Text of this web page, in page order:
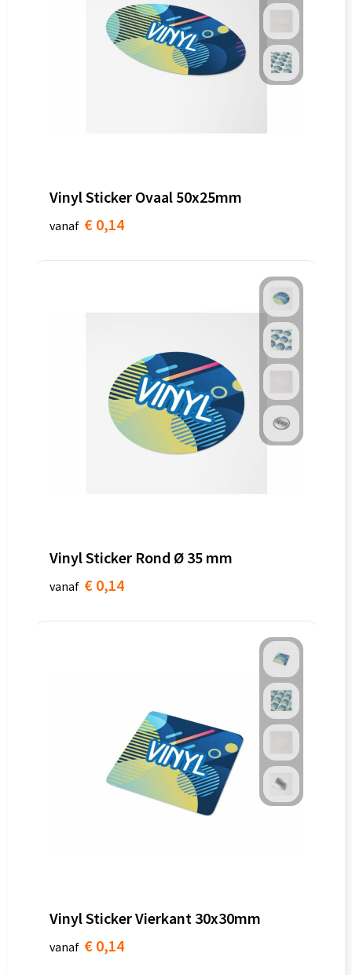
Vinyl Sticker Ovaal 50x25mm
vanaf € 0,14
Vinyl Sticker Rond Ø 35 mm
vanaf € 0,14
Vinyl Sticker Vierkant 30x30mm
vanaf € 0,14